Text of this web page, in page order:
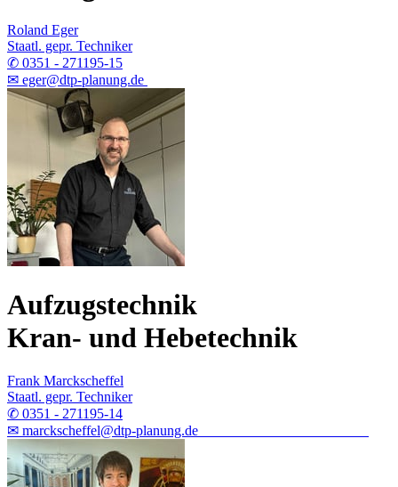
Roland Eger
Staatl. gepr. Techniker
✆ 0351 - 271195-15
✉ eger@dtp-planung.de
Aufzugstechnik
Kran- und Hebetechnik
Frank Marckscheffel
Staatl. gepr. Techniker
✆ 0351 - 271195-14
✉ marckscheffel@dtp-planung.de